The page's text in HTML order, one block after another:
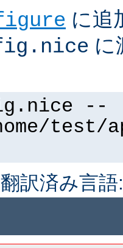
に追
に
--
test/
翻訳済み言